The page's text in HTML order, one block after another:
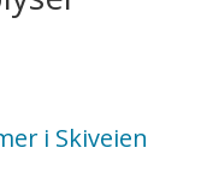
i Skiveien